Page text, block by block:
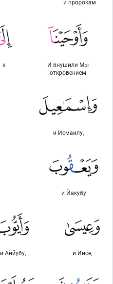
и пророкам
И внушили Мы
откровением
к
и Исмаилу,
и Йакубу
и Иисе,
и Аййубу,